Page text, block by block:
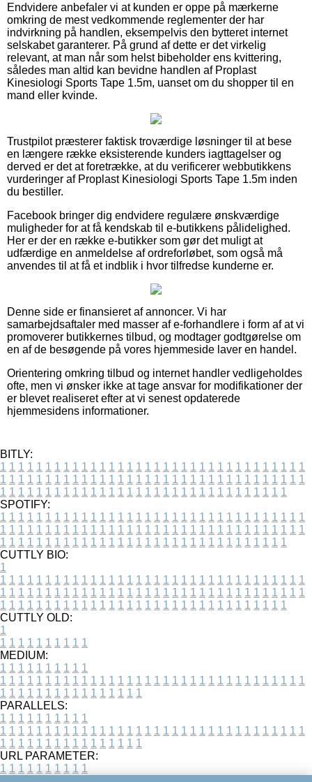
Endvidere anbefaler vi at kunden er oppe på mærkerne
omkring de mest vedkommende reglementer der har
indvirkning på handlen, eksempelvis den bytteret internet
selskabet garanterer. På grund af dette er det virkelig
relevant, at man når som helst bibeholder ens kvittering,
således man altid kan bevidne handlen af Proplast
Kinesiologi Sports Tape 1.5m, uanset om du shopper til en
mand eller kvinde.
Trustpilot præsterer faktisk troværdige løsninger til at bese
en længere række eksisterende kunders iagttagelser og
derved er det at foretrække, at du verificerer webbutikkens
vurderinger af Proplast Kinesiologi Sports Tape 1.5m inden
du bestiller.
Facebook bringer dig endvidere regulære ønskværdige
muligheder for at få kendskab til e-butikkens pålidelighed.
Her er der en række e-butikker som gør det muligt at
udfærdige en anmeldelse af ordreforløbet, som også må
anvendes til at få et indblik i hvor tilfredse kunderne er.
Denne side er finansieret af annoncer. Vi har
samarbejdsaftaler med masser af e-forhandlere i form af at vi
promoverer butikkernes tilbud, og modtager godtgørelse om
en af de besøgende på vores hjemmeside laver en handel.
Orientering omkring tilbud og internet handler vedligeholdes
ofte, men vi ønsker ikke at tage ansvar for modifikationer der
er blevet realiseret efter at vi senest opdaterede
hjemmesidens informationer.
BITLY:
1 1 1 1 1 1 1 1 1 1 1 1 1 1 1 1 1 1 1 1 1 1 1 1 1 1 1 1 1 1 1 1 1 1
1 1 1 1 1 1 1 1 1 1 1 1 1 1 1 1 1 1 1 1 1 1 1 1 1 1 1 1 1 1 1 1 1 1
1 1 1 1 1 1 1 1 1 1 1 1 1 1 1 1 1 1 1 1 1 1 1 1 1 1 1 1 1 1 1 1
SPOTIFY:
1 1 1 1 1 1 1 1 1 1 1 1 1 1 1 1 1 1 1 1 1 1 1 1 1 1 1 1 1 1 1 1 1 1
1 1 1 1 1 1 1 1 1 1 1 1 1 1 1 1 1 1 1 1 1 1 1 1 1 1 1 1 1 1 1 1 1 1
1 1 1 1 1 1 1 1 1 1 1 1 1 1 1 1 1 1 1 1 1 1 1 1 1 1 1 1 1 1 1 1
CUTTLY BIO:
1
1 1 1 1 1 1 1 1 1 1 1 1 1 1 1 1 1 1 1 1 1 1 1 1 1 1 1 1 1 1 1 1 1 1
1 1 1 1 1 1 1 1 1 1 1 1 1 1 1 1 1 1 1 1 1 1 1 1 1 1 1 1 1 1 1 1 1 1
1 1 1 1 1 1 1 1 1 1 1 1 1 1 1 1 1 1 1 1 1 1 1 1 1 1 1 1 1 1 1 1
CUTTLY OLD:
1
1 1 1 1 1 1 1 1 1 1
MEDIUM:
1 1 1 1 1 1 1 1 1 1
1 1 1 1 1 1 1 1 1 1 1 1 1 1 1 1 1 1 1 1 1 1 1 1 1 1 1 1 1 1 1 1 1 1
1 1 1 1 1 1 1 1 1 1 1 1 1 1 1 1
PARALLELS:
1 1 1 1 1 1 1 1 1 1
1 1 1 1 1 1 1 1 1 1 1 1 1 1 1 1 1 1 1 1 1 1 1 1 1 1 1 1 1 1 1 1 1 1
1 1 1 1 1 1 1 1 1 1 1 1 1 1 1 1
URL PARAMETER:
1 1 1 1 1 1 1 1 1 1